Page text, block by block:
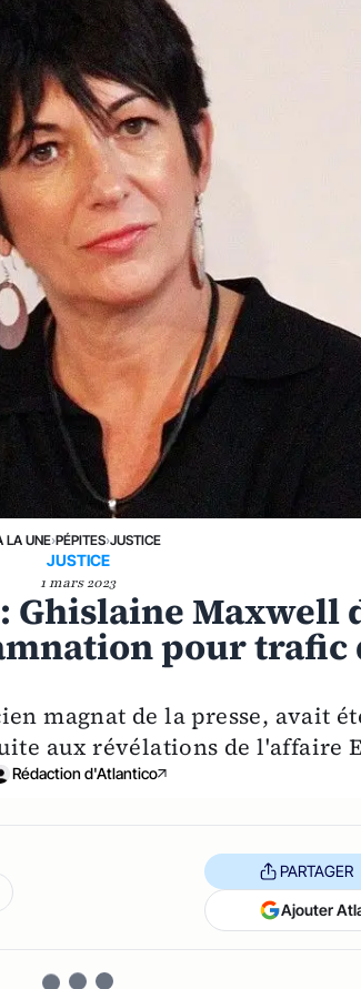
LA UNE›PÉPITES›JUSTICE
JUSTICE
1 mars 2023
Ghislaine Maxwell
pour trafic
magnat de la presse, avait
aux révélations de l'affaire
Rédaction d'Atlantico
PARTAGER
Ajouter